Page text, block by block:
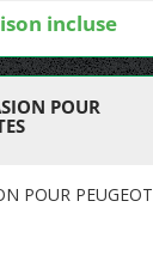
incluse
POUR
POUR PEUGEOT